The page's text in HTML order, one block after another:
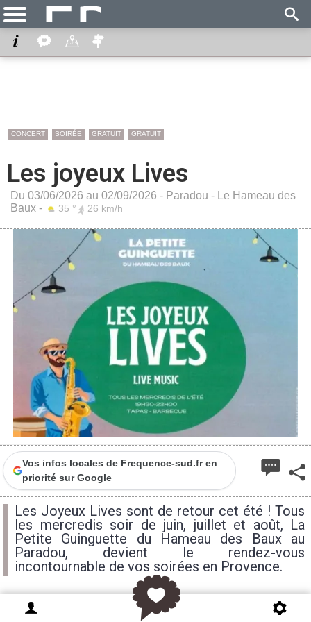
CONCERT SOIRÉE GRATUIT GRATUIT
Les joyeux Lives
Du 03/06/2026 au 02/09/2026 - Paradou -
Le Hameau des
Baux - 35 ° 26 km/h
Vos infos locales de Frequence-sud.fr en
priorité sur Google
Les Joyeux Lives sont de retour cet été ! Tous
les mercredis soir de juin, juillet et août, La
Petite Guinguette du Hameau des Baux au
Paradou, devient le rendez-vous
incontournable de vos soirées en Provence.
Tous les mercredis soir de juin, juillet et août,